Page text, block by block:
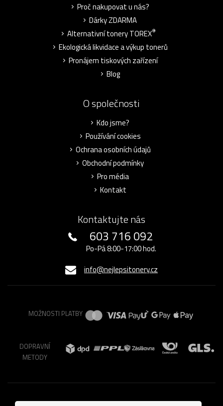
Proč nakupovat u nás?
Dárky ZDARMA
Alternativní tonery TOREX®
Ekologická likvidace a výkup tonerů
Pronájem tiskových zařízení
Blog
O společnosti
Kdo jsme?
Používání cookies
Ochrana osobních údajů
Obchodní podmínky
Pro média
Kontakt
Kontaktujte nás
603 716 092
Po-Pá 8:00-17:00 hod.
info@nejlepsitonery.cz
MOŽNOSTI PLATBY
DOPRAVNÍ
METODY